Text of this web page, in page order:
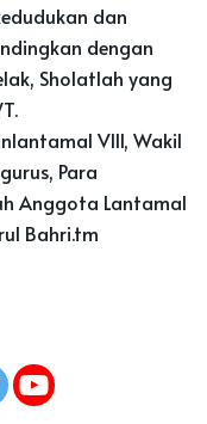
dan
dengan
Sholatlah yang
VIII, Wakil
Para
Anggota Lantamal
Bahri.tm